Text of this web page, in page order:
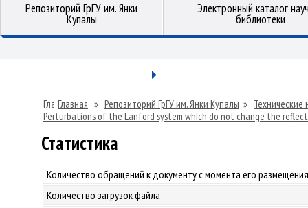
Репозиторий ГрГУ им. Янки
Купалы
Электронный каталог
библиотеки
Главная » Репозиторий ГрГУ им. Янки Купалы » Технические
Perturbations of the Lanford system which do not change the
Статистика
Количество обращений к документу с момента его
Количество загрузок файла